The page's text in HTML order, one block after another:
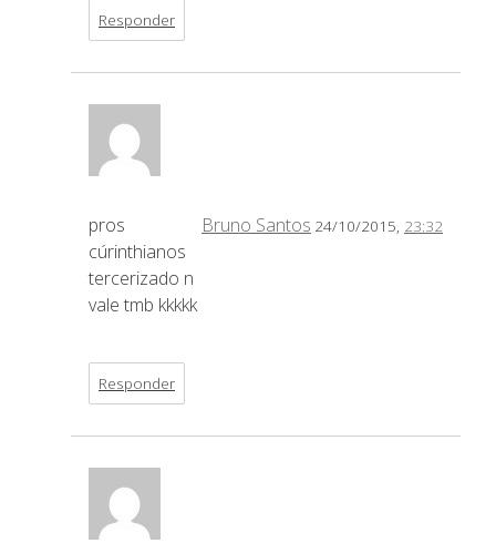
Responder
Bruno Santos 24/10/2015, 23:32
pros
cúrinthianos
tercerizado n
vale tmb kkkkk
Responder